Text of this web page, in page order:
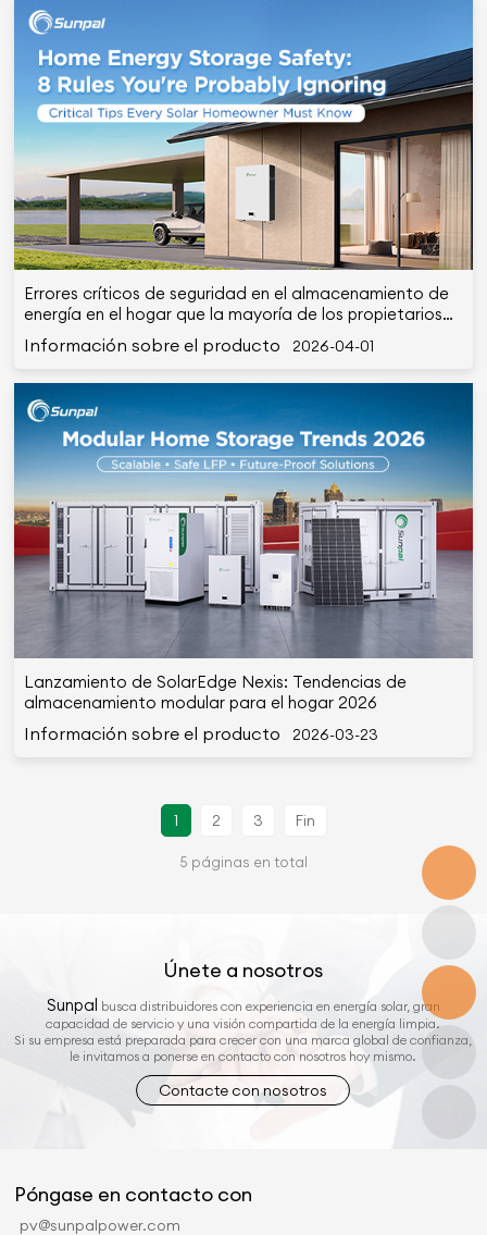
Errores críticos de seguridad en el almacenamiento de
energía en el hogar que la mayoría de los propietarios
cometen en 2026
Información sobre el producto 2026-04-01
Lanzamiento de SolarEdge Nexis: Tendencias de
almacenamiento modular para el hogar 2026
Información sobre el producto 2026-03-23
1 2 3 Fin
5 páginas en total
Únete a nosotros
Sunpal busca distribuidores con experiencia en energía solar, gran
capacidad de servicio y una visión compartida de la energía limpia.
Si su empresa está preparada para crecer con una marca global de confianza,
le invitamos a ponerse en contacto con nosotros hoy mismo.
Contacte con nosotros
Póngase en contacto con
pv@sunpalpower.com